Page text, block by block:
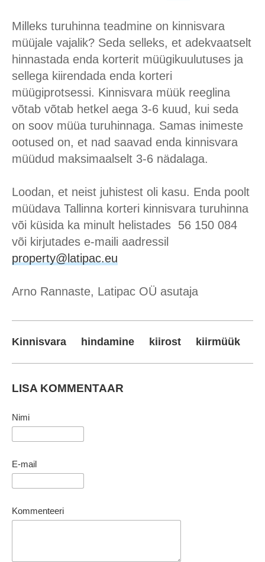
Milleks turuhinna teadmine on kinnisvara
müüjale vajalik? Seda selleks, et adekvaatselt
hinnastada enda korterit müügikuulutuses ja
sellega kiirendada enda korteri
müügiprotsessi. Kinnisvara müük reeglina
võtab võtab hetkel aega 3-6 kuud, kui seda
on soov müüa turuhinnaga. Samas inimeste
ootused on, et nad saavad enda kinnisvara
müüdud maksimaalselt 3-6 nädalaga.
Loodan, et neist juhistest oli kasu. Enda poolt
müüdava Tallinna korteri kinnisvara turuhinna
või küsida ka minult helistades 56 150 084
või kirjutades e-maili aadressil
property@latipac.eu
Arno Rannaste, Latipac OÜ asutaja
Kinnisvara hindamine kiirost kiirmüük
LISA KOMMENTAAR
Nimi
E-mail
Kommenteeri